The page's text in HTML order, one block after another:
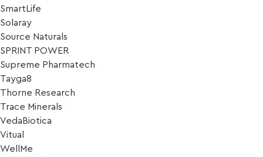
SmartLife
Solaray
Source Naturals
SPRINT POWER
Supreme Pharmatech
Tayga8
Thorne Research
Trace Minerals
VedaBiotica
Vitual
WellMe